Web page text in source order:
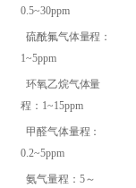
0.5~30ppm
硫酰氟气体量程：
1~5ppm
环氧乙烷气体量
程：1~15ppm
甲醛气体量程：
0.2~5ppm
氨气量程：5～